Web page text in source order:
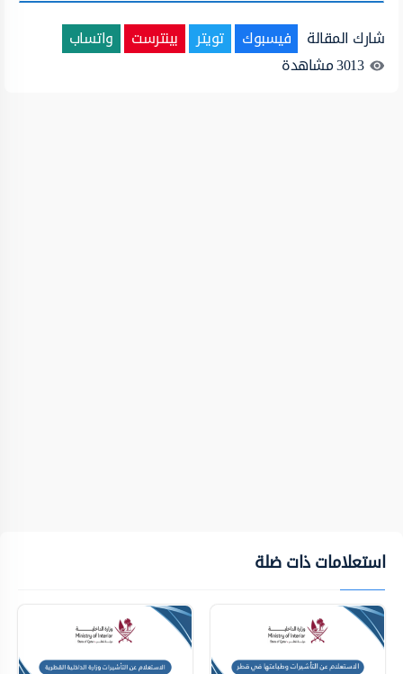
شارك المقالة فيسبوك تويتر بينترست
واتساب
3013مشاهدة
استعلامات ذات ضلة